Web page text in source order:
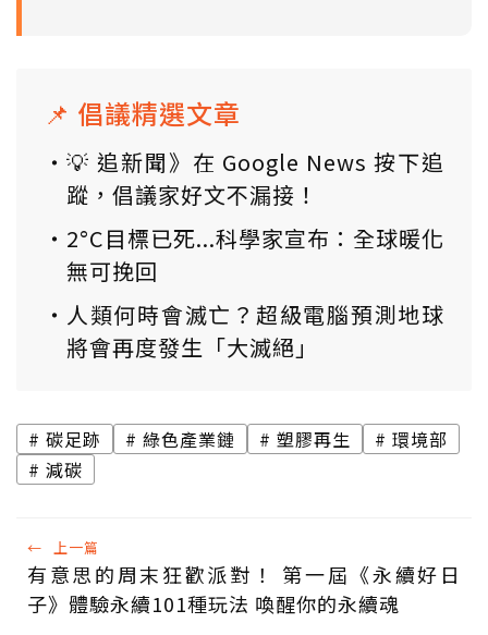
📌 倡議精選文章
💡 追新聞》在 Google News 按下追
蹤，倡議家好文不漏接！
2°C目標已死...科學家宣布：全球暖化
無可挽回
人類何時會滅亡？超級電腦預測地球
將會再度發生「大滅絕」
碳足跡 綠色產業鏈 塑膠再生
環境部
減碳
← 上一篇
有意思的周末狂歡派對！ 第一屆《永續好日
子》體驗永續101種玩法 喚醒你的永續魂